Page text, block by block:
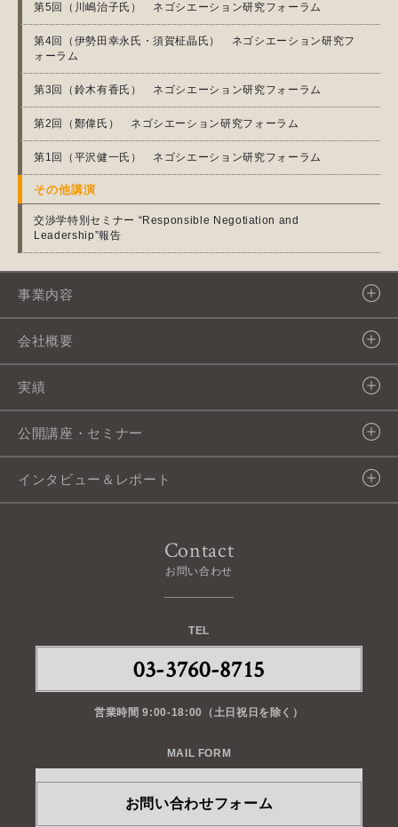
第5回（川嶋治子氏） ネゴシエーション研究フォーラム
第4回（伊勢田幸永氏・須賀柾晶氏） ネゴシエーション研究フ
ォーラム
第3回（鈴木有香氏） ネゴシエーション研究フォーラム
第2回（鄭偉氏） ネゴシエーション研究フォーラム
第1回（平沢健一氏） ネゴシエーション研究フォーラム
その他講演
交渉学特別セミナー “Responsible Negotiation and
Leadership”報告
事業内容
マネジメント・イノベーション
交渉アナリスト資格事業
BtoB営業・マーケティング支援事業
会社概要
会社概要
社名の由来
企業理念
実績
メディア実績
取引先実績
公開講座・セミナー
募集中の公開講座・セミナー
インタビュー＆レポート
WEBレクチャー「交渉学」
アジア立志塾インタビュー
Contact
お問い合わせ
TEL
03-3760-8715
営業時間 9:00-18:00（土日祝日を除く）
MAIL FORM
お問い合わせフォーム